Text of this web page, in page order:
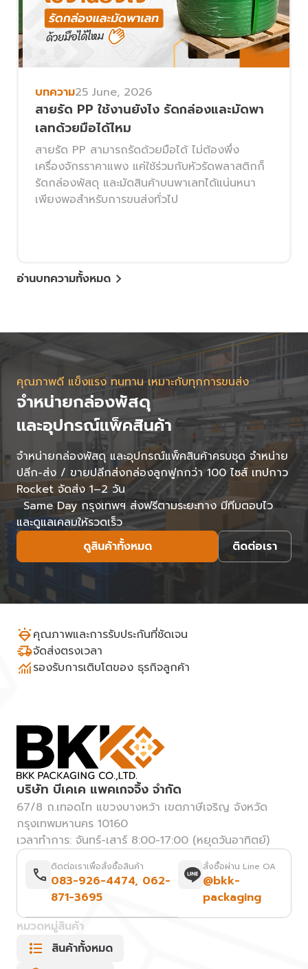
บทความ25 June, 2026
สายรัด PP ใช้งานยังไง รัดกล่องและมัดพา
เลทด้วยมือได้ไหม
สายรัด PP สามารถรัดด้วยมือได้ ไม่ต้องพึ่ง
เครื่องจักรราคาแพง แค่ใช้ร่วมกับหัวรัดพลาสติกก็
รัดกล่องพัสดุ และมัดสินค้าบนพาเลทได้แน่นหนา
เพียงพอสำหรับการขนส่งทั่วไป
อ่านบทความทั้งหมด
คุณภาพดี แข็งแรง ทนทาน เหมาะกับทุกการขนส่ง
จำหน่ายกล่องพัสดุ
และอุปกรณ์แพ็คสินค้า
จำหน่ายกล่องพัสดุ และอุปกรณ์แพ็คสินค้าครบชุด จำหน่าย
ปลีก-ส่ง / ขายปลีกส่งกล่องลูกฟูกกว่า 100 ไซส์ เทปกาว
Rocket จัดส่ง 1–2 วัน
Same Day กรุงเทพฯ ส่งฟรีตามระยะทาง มีทีมตอบไว
และดูแลเคลมให้รวดเร็ว
ดูสินค้าทั้งหมด
ติดต่อเรา
คุณภาพและการรับประกันที่ชัดเจน
จัดส่งตรงเวลา
รองรับการเติบโตของ ธุรกิจลูกค้า
บริษัท บีเคเค แพคเกจจิ้ง จำกัด
67/8 ถ.เทอดไท แขวงบางหว้า เขตภาษีเจริญ จังหวัด
กรุงเทพมหานคร 10160
เวลาทำการ: จันทร์-เสาร์ 8:00-17:00 (หยุดวันอาทิตย์)
ติดต่อเราเพื่อสั่งซื้อสินค้า
083-926-4474, 062-
871-3695
สั่งซื้อผ่าน Line OA
@bkk-
packaging
หมวดหมู่สินค้า
สินค้าทั้งหมด